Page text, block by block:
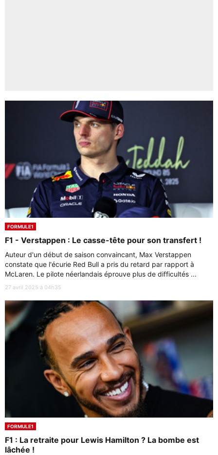
FORMULE1
F1 - Verstappen : Le casse-tête pour son transfert !
Auteur d'un début de saison convaincant, Max Verstappen
constate que l'écurie Red Bull a pris du retard par rapport à
McLaren. Le pilote néerlandais éprouve plus de difficultés ...
27 avril 2025 à 04h35
FORMULE1
F1 : La retraite pour Lewis Hamilton ? La bombe est
lâchée !